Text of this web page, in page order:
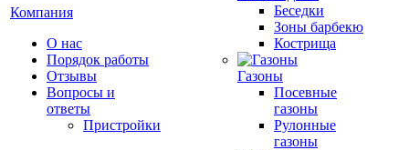
Компания
О нас
Порядок работы
Отзывы
Вопросы и
ответы
Пристройки
Беседки
Зоны барбекю
Кострища
Газоны
Посевные
газоны
Рулонные
газоны